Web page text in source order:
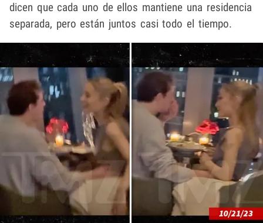
dicen que cada uno de ellos mantiene una residencia
separada, pero están juntos casi todo el tiempo.